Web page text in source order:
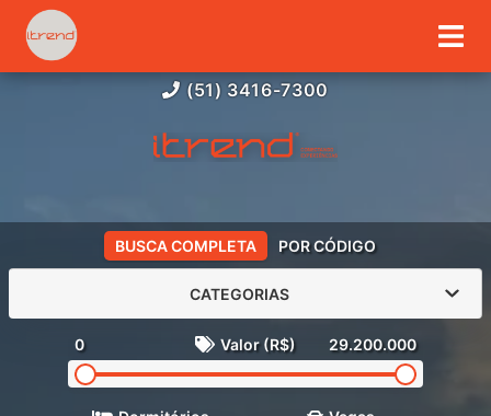
(51) 3416-7300
BUSCA COMPLETA POR CÓDIGO
CATEGORIAS
0 Valor (R$) 29.200.000